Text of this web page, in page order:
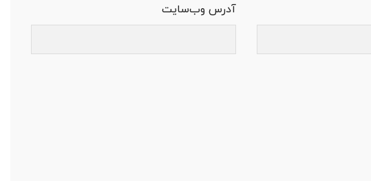
آدرس وب‌سایت